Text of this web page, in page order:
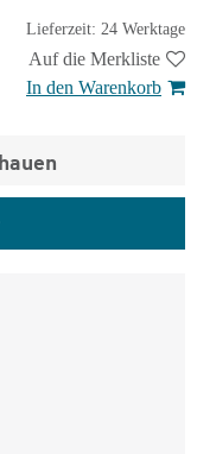
Lieferzeit: 24 Werktage
Auf die Merkliste
In den Warenkorb